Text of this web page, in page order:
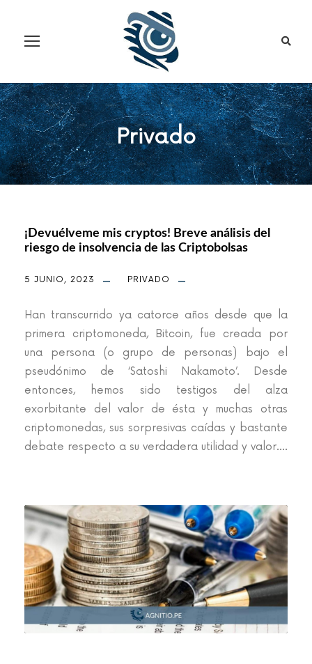
Privado
¡Devuélveme mis cryptos! Breve análisis del
riesgo de insolvencia de las Criptobolsas
5 JUNIO, 2023 PRIVADO
Han transcurrido ya catorce años desde que la
primera criptomoneda, Bitcoin, fue creada por
una persona (o grupo de personas) bajo el
pseudónimo de ‘Satoshi Nakamoto’. Desde
entonces, hemos sido testigos del alza
exorbitante del valor de ésta y muchas otras
criptomonedas, sus sorpresivas caídas y bastante
debate respecto a su verdadera utilidad y valor....